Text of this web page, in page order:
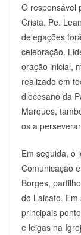
O responsável
Cristã, Pe.
delegações
celebração.
oração inicial,
realizado em
diocesano da
Marques,
os a
Em seguida, o
Comunicação
Borges,
do Laicato.
principais
e leigas na